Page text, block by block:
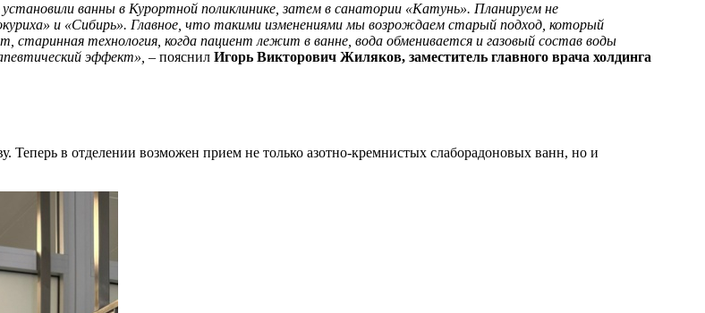
ванны в Курортной поликлинике, затем в санатории «Катунь». Планируем не
и «Сибирь». Главное, что такими изменениями мы возрождаем старый подход, который
старинная технология, когда пациент лежит в ванне, вода обменивается и газовый состав воды
эффект», – пояснил Игорь Викторович Жиляков, заместитель главного врача холдинга
в отделении возможен прием не только азотно-кремнистых слаборадоновых ванн, но и